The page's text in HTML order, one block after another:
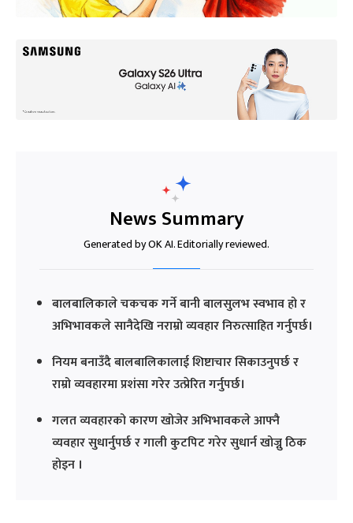
News Summary
Generated by OK AI. Editorially reviewed.
बालबालिकाले चकचक गर्ने बानी बालसुलभ स्वभाव हो र
अभिभावकले सानैदेखि नराम्रो व्यवहार निरुत्साहित गर्नुपर्छ।
नियम बनाउँदै बालबालिकालाई शिष्टाचार सिकाउनुपर्छ र
राम्रो व्यवहारमा प्रशंसा गरेर उत्प्रेरित गर्नुपर्छ।
गलत व्यवहारको कारण खोजेर अभिभावकले आफ्नै
व्यवहार सुधार्नुपर्छ र गाली कुटपिट गरेर सुधार्न खोज्नु ठिक
होइन ।